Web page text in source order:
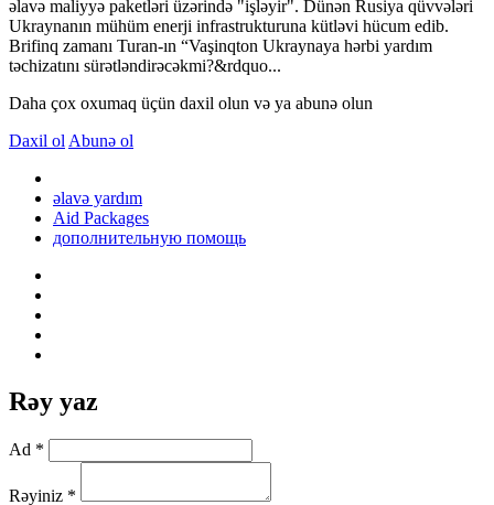
əlavə maliyyə paketləri üzərində "işləyir". Dünən Rusiya qüvvələri
Ukraynanın mühüm enerji infrastrukturuna kütləvi hücum edib.
Brifinq zamanı Turan-ın “Vaşinqton Ukraynaya hərbi yardım
təchizatını sürətləndirəcəkmi?&rdquo...
Daha çox oxumaq üçün daxil olun və ya abunə olun
Daxil ol Abunə ol
əlavə yardım
Aid Packages
дополнительную помощь
Rəy yaz
Ad *
Rəyiniz *